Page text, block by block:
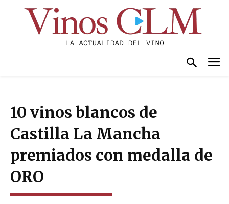
10 vinos blancos de
Castilla La Mancha
premiados con medalla de
ORO